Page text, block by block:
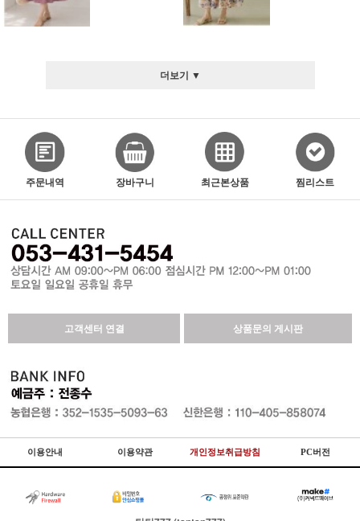
더보기 ▼
주문내역 장바구니 최근본상품 찜리스트
고객센터 연결 상품문의 게시판
이용안내 이용약관 개인정보취급방침 PC버전